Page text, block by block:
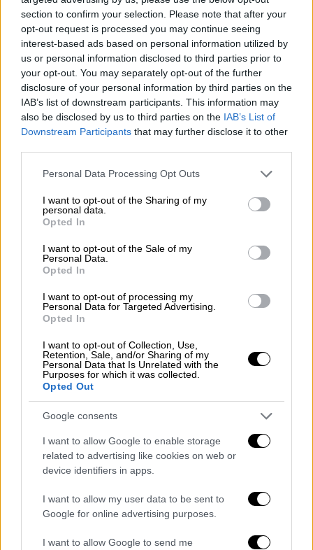
section to confirm your selection. Please note that after your
opt-out request is processed you may continue seeing
interest-based ads based on personal information utilized by
us or personal information disclosed to third parties prior to
your opt-out. You may separately opt-out of the further
disclosure of your personal information by third parties on the
IAB’s list of downstream participants. This information may
also be disclosed by us to third parties on the IAB’s List of
Downstream Participants that may further disclose it to other
Please note that this website/app uses one or more Google
not limited to your visit or usage behaviour. You may click to
grant or deny consent to Google and its third-party tags to
use your data for below specified purposes in below Google
consent section.
Personal Data Processing Opt Outs
I want to opt-out of the Sharing of my
personal data.
Opted In
I want to opt-out of the Sale of my
Personal Data.
Opted In
I want to opt-out of processing my
Personal Data for Targeted Advertising.
Opted In
I want to opt-out of Collection, Use,
Retention, Sale, and/or Sharing of my
Personal Data that Is Unrelated with the
Purposes for which it was collected.
Opted Out
Google consents
I want to allow Google to enable storage
related to advertising like cookies on web or
device identifiers in apps.
I want to allow my user data to be sent to
Google for online advertising purposes.
I want to allow Google to send me
ακόμη δύο χρόνια
Τα μοναδικά ταλέντα
Με τη θρυλική τετράδα των κριτών, Σάιμον
Κάουελ, Χαίντι Κλουμ, Σοφία Βεργκάρα και
Χάουι Μαντέλκαι τον χαρισματικό Terry
Crews στην παρουσίαση, η 19η σεζόν του
στον ΑΝΤ1.
συνταγή της επιτυχίας του, ενώ ταυτόχρονα
ανανεώνεται με καινοτόμες πινελιές.
συγκλονιστικές ερμηνείες και εντυπωσιακά
act μέχρι πρωτοποριακά θεάματα με drones
και μοναδικές ιστορίες ζωής
Got Talent», συνεχίζει να αποδεικνύει γιατί
αποτελεί μία από τις πιο αγαπημένες και
δημοφιλείς τηλεοπτικές εκπομπές
παγκοσμίως, προσελκύοντας εκατομμύρια
τηλεθεατές.